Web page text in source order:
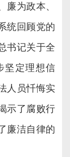
廉为政本、
统回顾党的
书记关于全
坚定理想信
人员忏悔实
示了腐败行
廉洁自律的